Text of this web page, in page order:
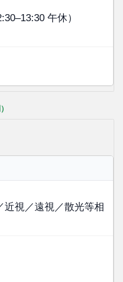
午休）
近視／遠視／散光等相